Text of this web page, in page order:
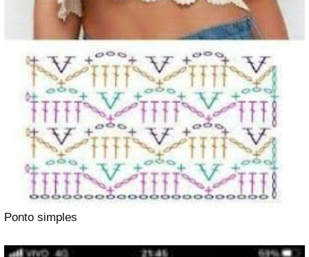
Ponto simples